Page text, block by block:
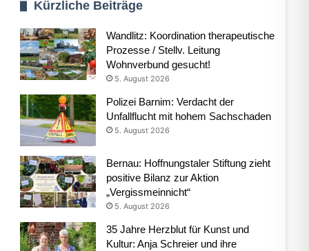
Kürzliche Beiträge
Wandlitz: Koordination therapeutische
Prozesse / Stellv. Leitung
Wohnverbund gesucht!
5. August 2026
Polizei Barnim: Verdacht der
Unfallflucht mit hohem Sachschaden
5. August 2026
Bernau: Hoffnungstaler Stiftung zieht
positive Bilanz zur Aktion
„Vergissmeinnicht“
5. August 2026
35 Jahre Herzblut für Kunst und
Kultur: Anja Schreier und ihre